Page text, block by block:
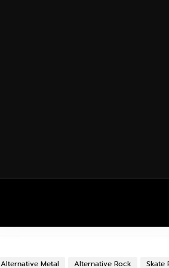
Alternative Metal Alternative Rock Skate